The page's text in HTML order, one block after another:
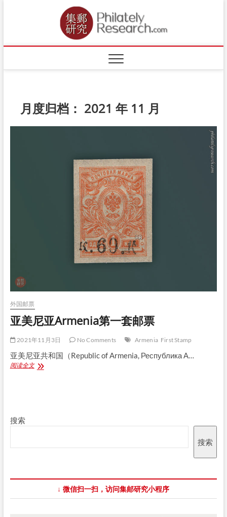
月度归档： 2021 年 11 月
外国邮票
亚美尼亚Armenia第一套邮票
2021年11月3日 No Comments Armenia First Stamp
亚美尼亚共和国（Republic of Armenia, Республика А…
阅读全文亚
套
票
搜索
搜索
↓ 微信扫一扫，访问集邮研究小程序